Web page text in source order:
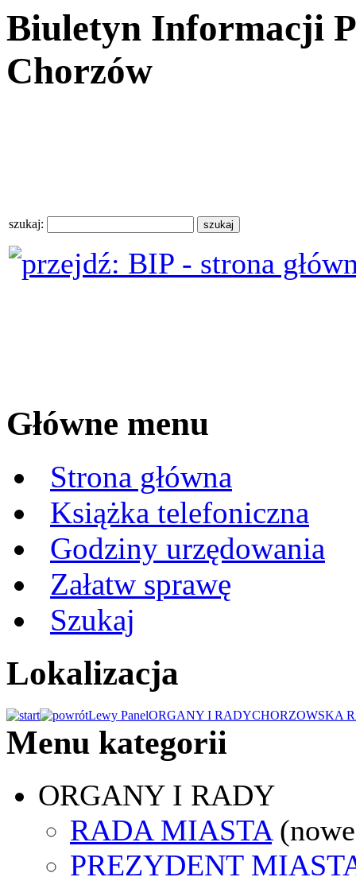
Biuletyn Informacji
Chorzów
szukaj:
Główne menu
Strona główna
Książka telefoniczna
Godziny urzędowania
Załatw sprawę
Szukaj
Lokalizacja
Lewy PanelORGANY I RADYCHORZOWSKA
Menu kategorii
ORGANY I RADY
RADA MIASTA
PREZYDENT